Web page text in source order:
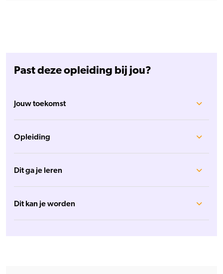
Past deze opleiding bij jou?
Jouw toekomst
Opleiding
Dit ga je leren
Dit kan je worden